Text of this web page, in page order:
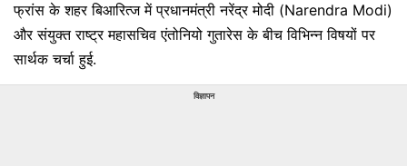
फ्रांस के शहर बिआरित्ज में प्रधानमंत्री नरेंद्र मोदी (Narendra Modi)
और संयुक्त राष्ट्र महासचिव एंतोनियो गुतारेस के बीच विभिन्न विषयों पर
सार्थक चर्चा हुई.
विज्ञापन